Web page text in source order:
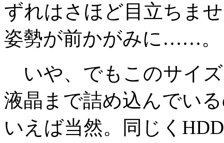
ずれはさほど目立ちま
姿勢が前かがみに……。
いや、でもこのサイ
液晶まで詰め込んでい
いえば当然。同じく